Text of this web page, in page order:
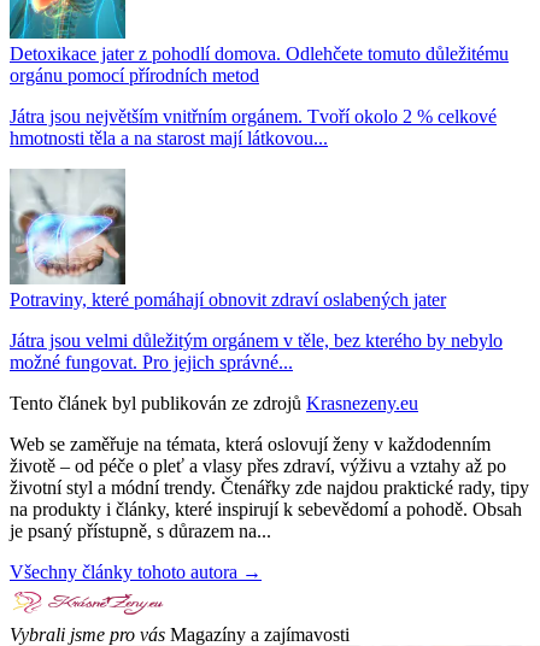
Detoxikace jater z pohodlí domova. Odlehčete tomuto důležitému
orgánu pomocí přírodních metod
Játra jsou největším vnitřním orgánem. Tvoří okolo 2 % celkové
hmotnosti těla a na starost mají látkovou...
Potraviny, které pomáhají obnovit zdraví oslabených jater
Játra jsou velmi důležitým orgánem v těle, bez kterého by nebylo
možné fungovat. Pro jejich správné...
Tento článek byl publikován ze zdrojů Krasnezeny.eu
Web se zaměřuje na témata, která oslovují ženy v každodenním
životě – od péče o pleť a vlasy přes zdraví, výživu a vztahy až po
životní styl a módní trendy. Čtenářky zde najdou praktické rady, tipy
na produkty i články, které inspirují k sebevědomí a pohodě. Obsah
je psaný přístupně, s důrazem na...
Všechny články tohoto autora →
Vybrali jsme pro vás Magazíny a zajímavosti